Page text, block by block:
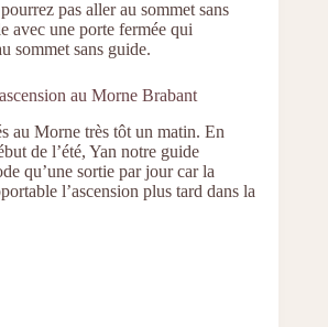
pas aller au sommet sans
avec une porte fermée qui
sommet sans guide.
au Morne Brabant
au Morne très tôt un matin. En
de l’été, Yan notre guide
qu’une sortie par jour car la
l’ascension plus tard dans la